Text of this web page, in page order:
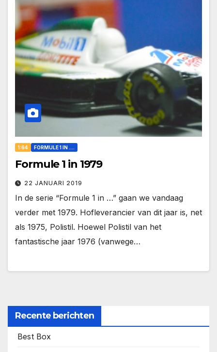
1:64 FORMULE 1 IN ....
Formule 1 in 1979
22 JANUARI 2019
In de serie “Formule 1 in …” gaan we vandaag
verder met 1979. Hofleverancier van dit jaar is, net
als 1975, Polistil. Hoewel Polistil van het
fantastische jaar 1976 (vanwege…
Recente berichten
Best Box